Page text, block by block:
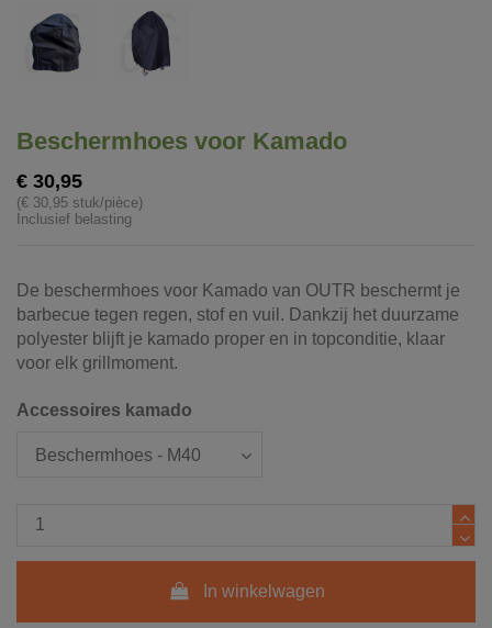
Beschermhoes voor Kamado
€ 30,95
(€ 30,95 stuk/pièce)
Inclusief belasting
De beschermhoes voor Kamado van OUTR beschermt je
barbecue tegen regen, stof en vuil. Dankzij het duurzame
polyester blijft je kamado proper en in topconditie, klaar
voor elk grillmoment.
Accessoires kamado
In winkelwagen